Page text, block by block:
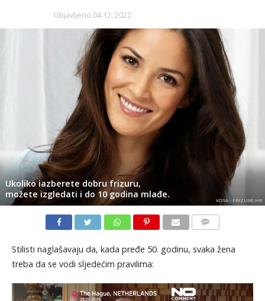
Objavljeno 04.12. 2022.
Ukoliko iazberete dobru frizuru,
možete izgledati i do 10 godina mlađe.
KOSA - FRIZURE.HR
Stilisti naglašavaju da, kada pređe 50. godinu, svaka žena
treba da se vodi sljedećim pravilima: